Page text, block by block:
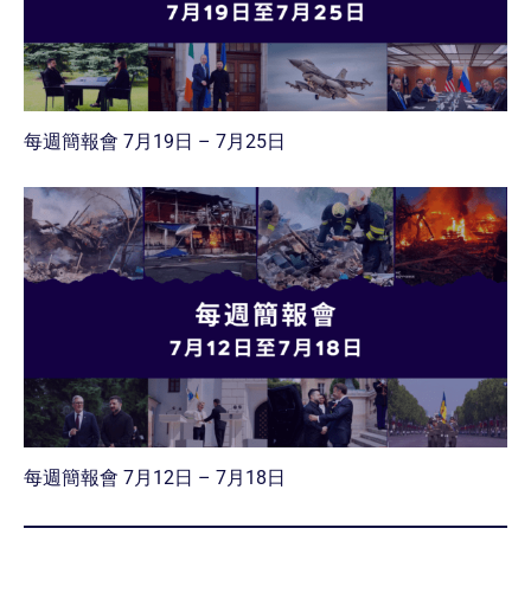
每週簡報會 7月19日 – 7月25日
每週簡報會 7月12日 – 7月18日